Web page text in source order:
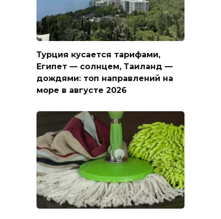
Турция кусается тарифами,
Египет — солнцем, Таиланд —
дождями: топ направлений на
море в августе 2026